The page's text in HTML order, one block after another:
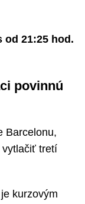
od 21:25 hod.
povinnú
Barcelonu,
vytlačiť tretí
kurzovým